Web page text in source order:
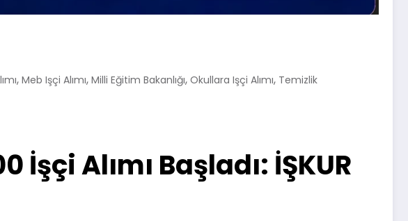
, Meb Işçi Alımı, Milli Eğitim Bakanlığı, Okullara Işçi Alımı, Temizlik
Alımı Başladı: İŞKUR